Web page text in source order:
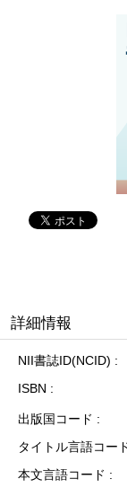
詳細情報
NII書誌ID(NCID)
ISBN
出版国コード
タイトル言語コー
本文言語コード